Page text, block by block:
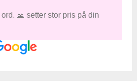
🙏 setter stor pris på din